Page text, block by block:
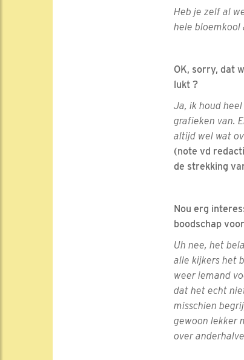
Heb je zelf al
hele bloemkool
OK, sorry, dat
lukt ?
Ja, ik houd
grafieken van.
altijd wel wat
(note vd
de strekking
Nou erg
boodschap
Uh nee, het
alle kijkers het
weer iemand
dat het echt
misschien
gewoon lekker
over